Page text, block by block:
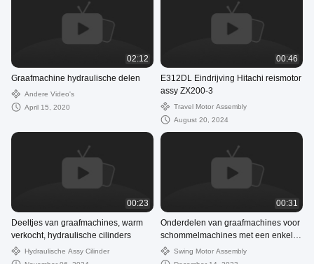
02:12
Graafmachine hydraulische delen
Andere Video's
April 15, 2020
00:46
E312DL Eindrijving Hitachi reismotor
assy ZX200-3
Travel Motor Assembly
August 20, 2024
00:23
Deeltjes van graafmachines, warm
verkocht, hydraulische cilinders
Hydraulische Assy Cilinder
00:31
Onderdelen van graafmachines voor
schommelmachines met een enkele
motor MSF-340VP
Swing Motor Assembly